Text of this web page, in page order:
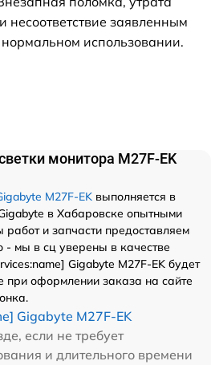
несоответствие заявленным
использовании.
монитора M27F-EK
M27F-EK выполняется в
в Хабаровске опытными
и запчасти предоставляем
мы в сц уверены в качестве
Gigabyte M27F-EK будет
при оформлении заказа на сайте
Gigabyte M27F-EK
если не требует
и длительного времени